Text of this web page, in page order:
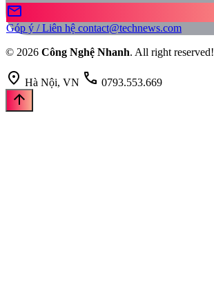
mail
Góp ý / Liên hệ contact@technews.com
© 2026 Công Nghệ Nhanh. All right reserved!
location_on Hà Nội, VN call 0793.553.669
arrow_upward